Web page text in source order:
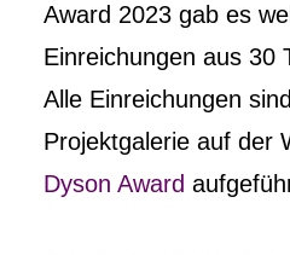
Award 2023 gab es
Einreichungen aus 30
Alle Einreichungen
Projektgalerie auf der
Dyson Award